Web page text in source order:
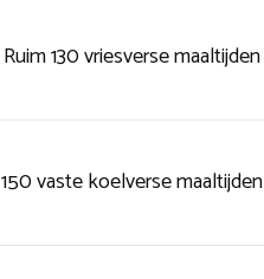
Ruim 130 vriesverse maaltijden
150 vaste koelverse maaltijden